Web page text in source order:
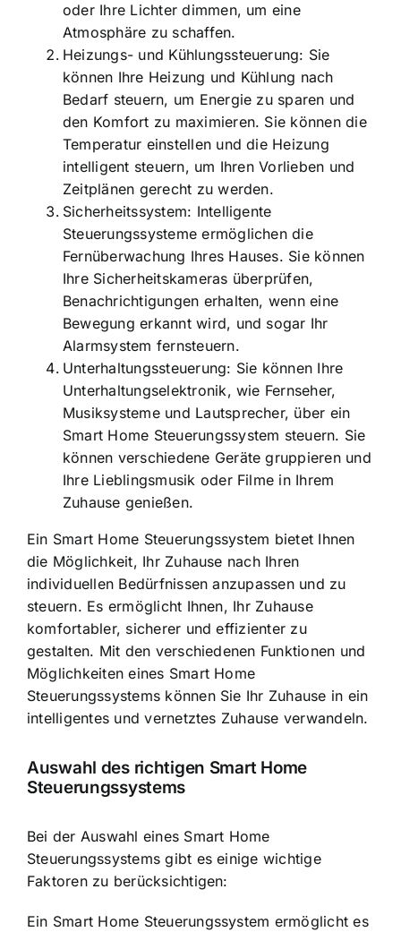
oder Ihre Lichter dimmen, um eine
Atmosphäre zu schaffen.
Heizungs- und Kühlungssteuerung: Sie
können Ihre Heizung und Kühlung nach
Bedarf steuern, um Energie zu sparen und
den Komfort zu maximieren. Sie können die
Temperatur einstellen und die Heizung
intelligent steuern, um Ihren Vorlieben und
Zeitplänen gerecht zu werden.
Sicherheitssystem: Intelligente
Steuerungssysteme ermöglichen die
Fernüberwachung Ihres Hauses. Sie können
Ihre Sicherheitskameras überprüfen,
Benachrichtigungen erhalten, wenn eine
Bewegung erkannt wird, und sogar Ihr
Alarmsystem fernsteuern.
Unterhaltungssteuerung: Sie können Ihre
Unterhaltungselektronik, wie Fernseher,
Musiksysteme und Lautsprecher, über ein
Smart Home Steuerungssystem steuern. Sie
können verschiedene Geräte gruppieren und
Ihre Lieblingsmusik oder Filme in Ihrem
Zuhause genießen.
Ein Smart Home Steuerungssystem bietet Ihnen
die Möglichkeit, Ihr Zuhause nach Ihren
individuellen Bedürfnissen anzupassenund zu
steuern. Es ermöglicht Ihnen, Ihr Zuhause
komfortabler, sicherer und effizienter zu
gestalten. Mit den verschiedenen Funktionen und
Möglichkeiten eines Smart Home
Steuerungssystems können Sie Ihr Zuhause in ein
intelligentes und vernetztes Zuhause verwandeln.
Auswahl des richtigen Smart Home
Steuerungssystems
Bei der Auswahl eines Smart Home
Steuerungssystems gibt es einige wichtige
Faktoren zu berücksichtigen:
Ein Smart Home Steuerungssystem ermöglicht es